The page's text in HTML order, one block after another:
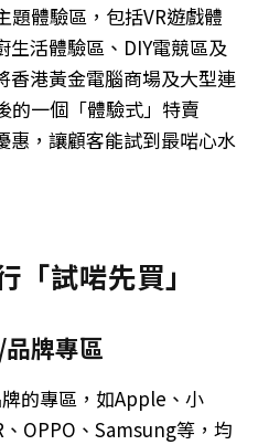
題體驗區，包括VR遊戲體
活體驗區、DIY電競區及
香港黃金電腦商場及大型連
一個「體驗式」特賣
惠，讓顧客能試到最啱心水
「試啱先買」
牌專區
的專區，如Apple、小
OPPO、Samsung等，均